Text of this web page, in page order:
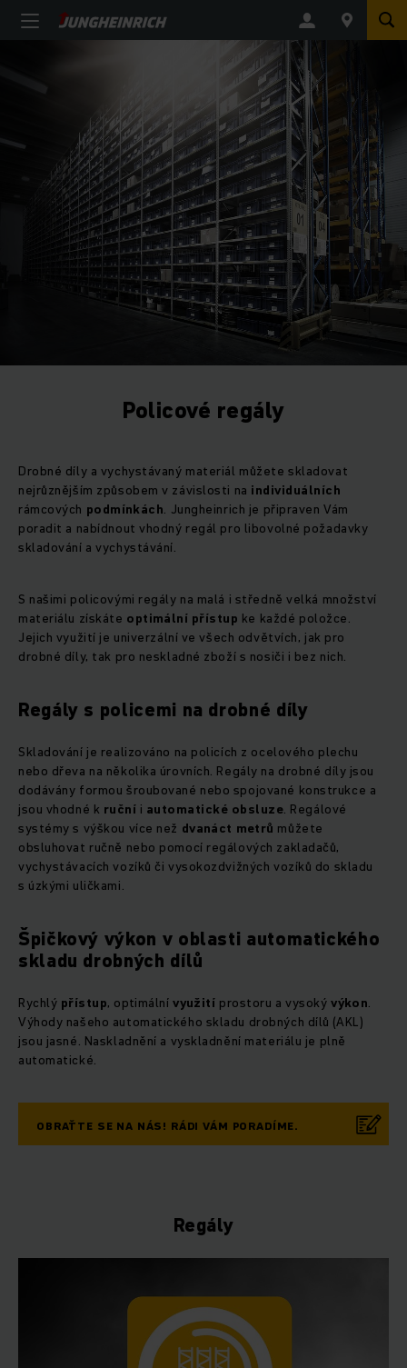
Policové regály
Drobné díly a vychystávaný materiál můžete skladovat
nejrůznějším způsobem v závislosti na individuálních
rámcových podmínkách. Jungheinrich je připraven Vám
poradit a nabídnout vhodný regál pro libovolné požadavky
skladování a vychystávání.
S našimi policovými regály na malá i středně velká množství
materiálu získáte optimální přístup ke každé položce.
Jejich využití je univerzální ve všech odvětvích, jak pro
drobné díly, tak pro neskladné zboží s nosiči i bez nich.
Regály s policemi na drobné díly
Skladování je realizováno na policích z ocelového plechu
nebo dřeva na několika úrovních. Regály na drobné díly jsou
dodávány formou šroubované nebo spojované konstrukce a
jsou vhodné k ruční i automatické obsluze. Regálové
systémy s výškou více než dvanáct metrů můžete
obsluhovat ručně nebo pomocí regálových zakladačů,
vychystávacích vozíků či vysokozdvižných vozíků do skladu
s úzkými uličkami.
Špičkový výkon v oblasti automatického
skladu drobných dílů
Rychlý přístup, optimálnívyužití prostoru a vysokývýkon.
Výhody našeho automatického skladu drobných dílů (AKL)
jsou jasné. Naskladnění a vyskladnění materiálu je plně
automatické.
OBRAŤTE SE NA NÁS! RÁDI VÁM PORADÍME.
Regály